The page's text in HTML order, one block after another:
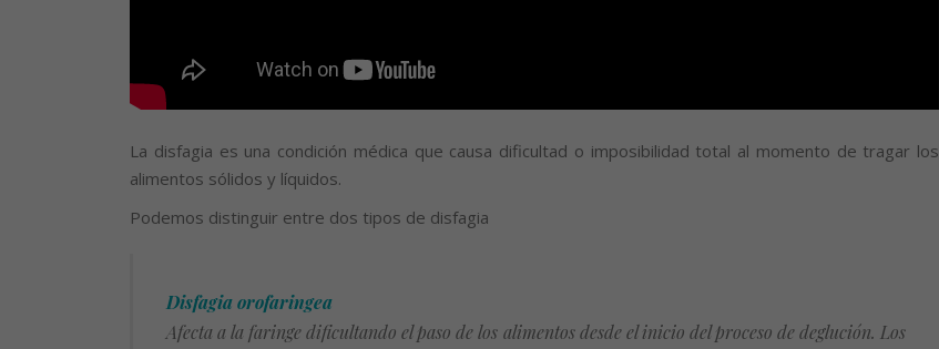
La disfagia es una condición médica que causa dificultad o imposibilidad total al momento de tragar los
alimentos sólidos y líquidos.
Podemos distinguir entre dos tipos de disfagia
Disfagia orofaringea
Afecta a la faringe dificultando el paso de los alimentos desde el inicio del proceso de deglución. Los